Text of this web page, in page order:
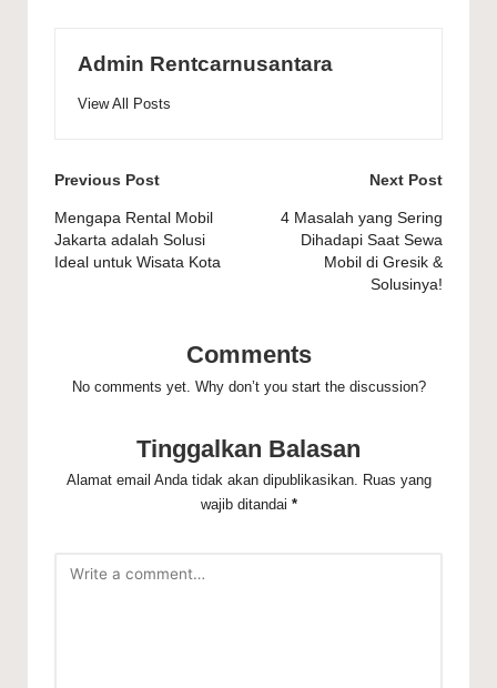
Admin Rentcarnusantara
View All Posts
Post
navigation
Previous Post
Mengapa Rental Mobil
Jakarta adalah Solusi
Ideal untuk Wisata Kota
Next Post
4 Masalah yang Sering
Dihadapi Saat Sewa
Mobil di Gresik &
Solusinya!
Comments
No comments yet. Why don’t you start the discussion?
Tinggalkan Balasan
Alamat email Anda tidak akan dipublikasikan. Ruas yang
wajib ditandai *